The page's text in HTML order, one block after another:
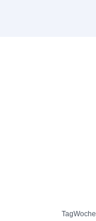
TagWoche